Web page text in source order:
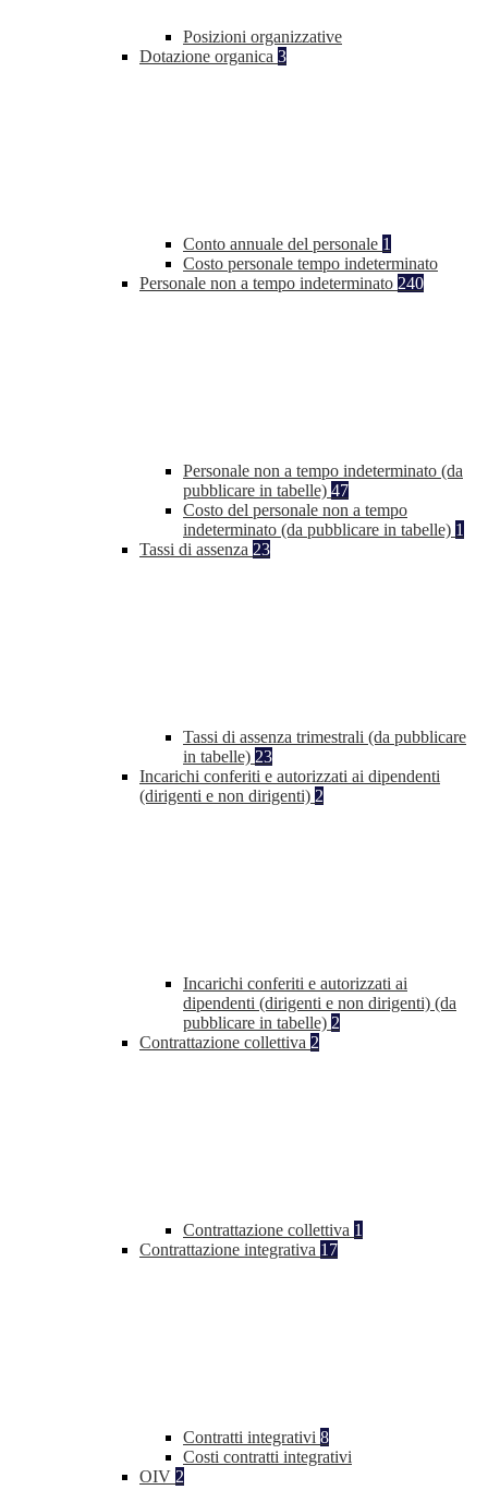
Posizioni organizzative
Dotazione organica 3
Conto annuale del personale 1
Costo personale tempo indeterminato
Personale non a tempo indeterminato 240
Personale non a tempo indeterminato (da
pubblicare in tabelle) 47
Costo del personale non a tempo
indeterminato (da pubblicare in tabelle) 1
Tassi di assenza 23
Tassi di assenza trimestrali (da pubblicare
in tabelle) 23
Incarichi conferiti e autorizzati ai dipendenti
(dirigenti e non dirigenti) 2
Incarichi conferiti e autorizzati ai
dipendenti (dirigenti e non dirigenti) (da
pubblicare in tabelle) 2
Contrattazione collettiva 2
Contrattazione collettiva 1
Contrattazione integrativa 17
Contratti integrativi 8
Costi contratti integrativi
OIV 2